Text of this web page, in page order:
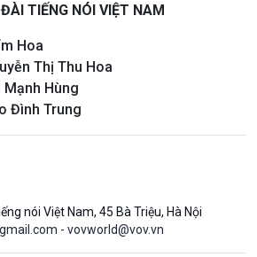
ĐÀI TIẾNG NÓI VIỆT NAM
Hoa
Thị Thu Hoa
Mạnh Hùng
Đình Trung
nói Việt Nam, 45 Bà Triệu, Hà Nội
- vovworld@vov.vn